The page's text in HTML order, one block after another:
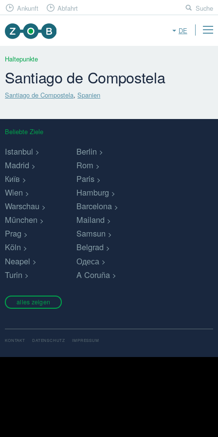
DE
Ankunft Abfahrt Suche
Haltepunkte
Santiago de Compostela
Santiago de Compostela,Spanien
Beliebte Ziele
Istanbul
Berlin
Madrid
Rom
Київ
Paris
Wien
Hamburg
Warschau
Barcelona
München
Mailand
Prag
Samsun
Köln
Belgrad
Neapel
Одеса
Turin
A Coruña
alles zeigen
KONTAKT DATENSCHUTZ IMPRESSUM